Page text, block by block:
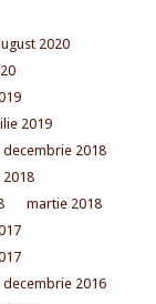
2020
2019
decembrie 2018
martie 2018
decembrie 2016